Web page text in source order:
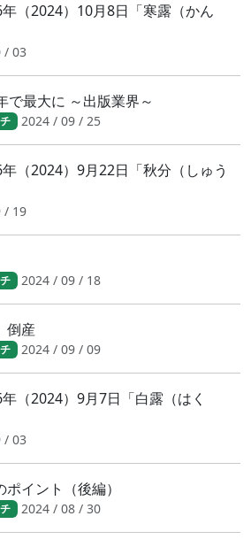
（2024）10月8日「寒露（かん
/ 03
で最大に ～出版業界～
2024 / 09 / 25
（2024）9月22日「秋分（しゅう
/ 19
2024 / 09 / 18
倒産
2024 / 09 / 09
（2024）9月7日「白露（はく
/ 03
イント（後編）
2024 / 08 / 30